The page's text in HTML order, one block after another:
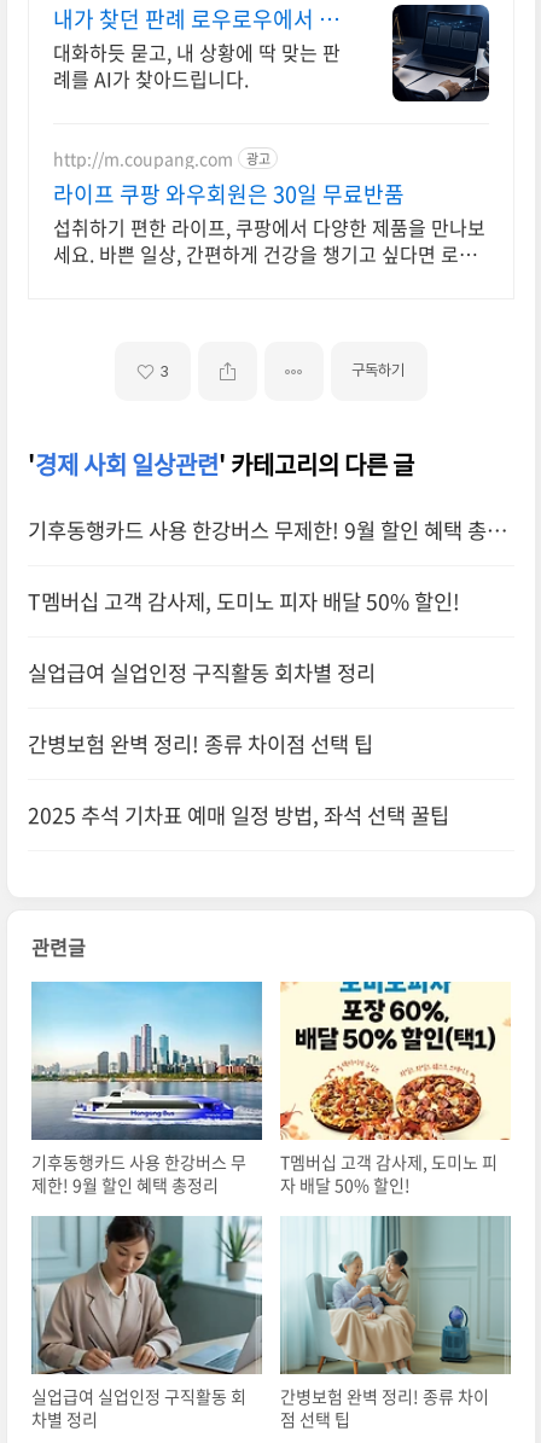
내가 찾던 판례 로우로우에서 판
례 검색도 AI가 똑똑하게
대화하듯 묻고, 내 상황에 딱 맞는 판
례를 AI가 찾아드립니다.
http://m.coupang.com 광고
라이프 쿠팡 와우회원은 30일 무료반품
섭취하기 편한 라이프, 쿠팡에서 다양한 제품을 만나보
세요. 바쁜 일상, 간편하게 건강을 챙기고 싶다면 로켓
3 구독하기
'경제 사회 일상관련' 카테고리의 다른 글
기후동행카드 사용 한강버스 무제한! 9월 할인 혜택 총정
T멤버십 고객 감사제, 도미노 피자 배달 50% 할인!
실업급여 실업인정 구직활동 회차별 정리
간병보험 완벽 정리! 종류 차이점 선택 팁
2025 추석 기차표 예매 일정 방법, 좌석 선택 꿀팁
관련글
기후동행카드 사용 한강버스 무
제한! 9월 할인 혜택 총정리
T멤버십 고객 감사제, 도미노 피
자 배달 50% 할인!
실업급여 실업인정 구직활동 회
차별 정리
간병보험 완벽 정리! 종류 차이
점 선택 팁